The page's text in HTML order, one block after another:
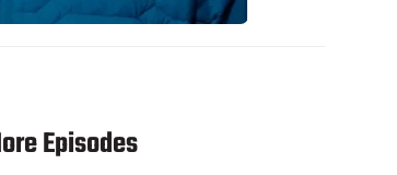
Episodes